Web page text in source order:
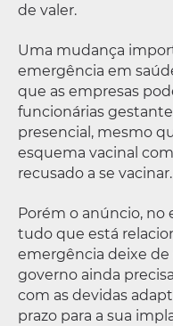
de valer.
Uma mudança
emergência em
que as empresas
funcionárias
presencial, mesmo
esquema vacinal
recusado a se vacinar.
Porém o anúncio, no
tudo que está
emergência deixe
governo ainda
com as devidas
prazo para a sua